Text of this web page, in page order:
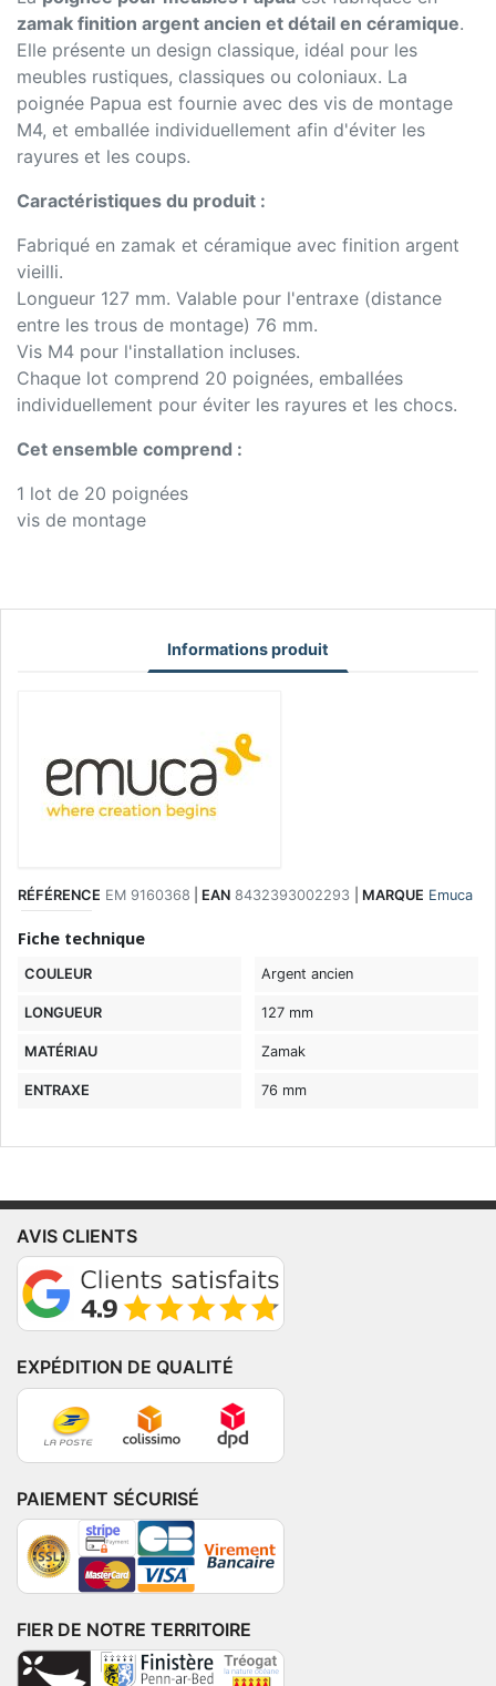
zamak finition argent ancien et détail en céramique.
Elle présente un design classique, idéal pour les
meubles rustiques, classiques ou coloniaux. La
poignée Papua est fournie avec des vis de montage
M4, et emballée individuellement afin d'éviter les
rayures et les coups.
Caractéristiques du produit :
Fabriqué en zamak et céramique avec finition argent
vieilli.
Longueur 127 mm. Valable pour l'entraxe (distance
entre les trous de montage) 76 mm.
Vis M4 pour l'installation incluses.
Chaque lot comprend 20 poignées, emballées
individuellement pour éviter les rayures et les chocs.
Cet ensemble comprend :
1 lot de 20 poignées
vis de montage
Informations produit
RÉFÉRENCE EM 9160368 EAN 8432393002293 MARQUE Emuca
Fiche technique
COULEUR Argent ancien
LONGUEUR 127 mm
MATÉRIAU Zamak
ENTRAXE 76 mm
AVIS CLIENTS
EXPÉDITION DE QUALITÉ
PAIEMENT SÉCURISÉ
FIER DE NOTRE TERRITOIRE